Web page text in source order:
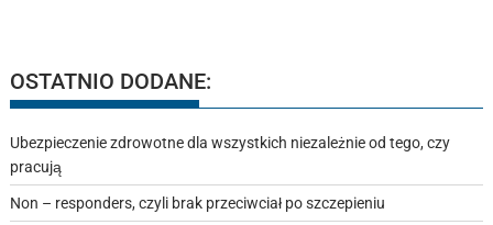
OSTATNIO DODANE:
Ubezpieczenie zdrowotne dla wszystkich niezależnie od tego, czy
pracują
Non – responders, czyli brak przeciwciał po szczepieniu